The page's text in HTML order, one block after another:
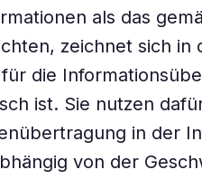
als das
zeichnet sich in
die
ist. Sie nutzen
in der
von der